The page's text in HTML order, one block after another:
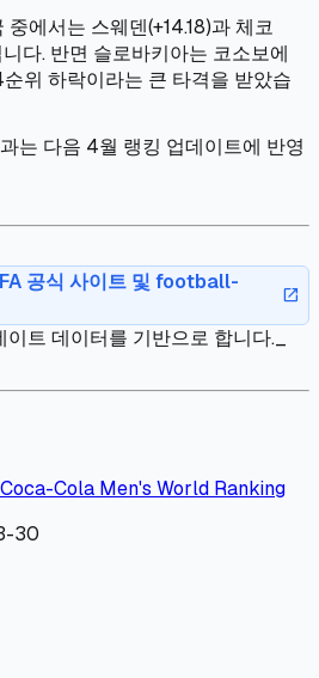
에서는 스웨덴(+14.18)과 체코
다. 반면 슬로바키아는 코소보에
위 하락이라는 큰 타격을 받았습
는 다음 4월 랭킹 업데이트에 반영
공식 사이트 및 football-
open_in_new
트 데이터를 기반으로 합니다._
Cola Men's World Ranking
30